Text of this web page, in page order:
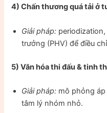
4) Chấn thương quá tải ở
Giải pháp:
trưởng (PHV) để điều
5) Văn hóa thi đấu & tinh
Giải pháp: mô phỏng
tâm lý nhóm nhỏ.